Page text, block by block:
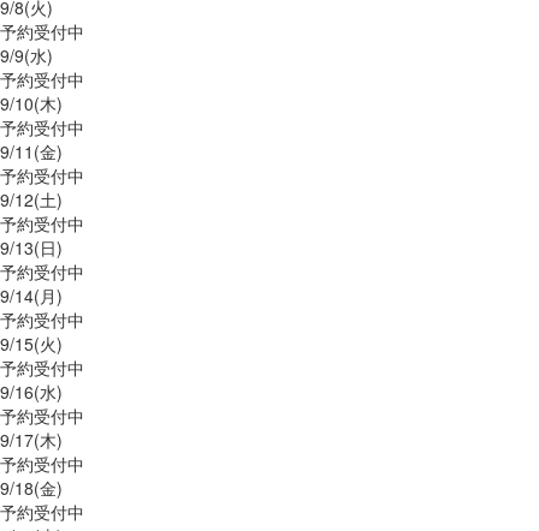
9/8(火)
予約受付中
9/9(水)
予約受付中
9/10(木)
予約受付中
9/11 (金)
予約受付中
9/12(土)
予約受付中
9/13(日)
予約受付中
9/14(月)
予約受付中
9/15(火)
予約受付中
9/16(水)
予約受付中
9/17(木)
予約受付中
9/18(金)
予約受付中